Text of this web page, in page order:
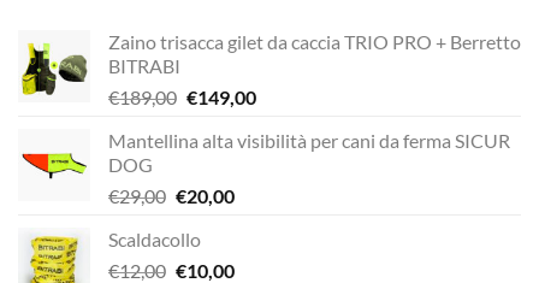
Zaino trisacca gilet da caccia TRIO PRO + Berretto
BITRABI
€189,00 Il
originale
€189,00.
€149,00Il
attuale
Mantellina alta visibilità per cani da ferma SICUR
DOG
€29,00 Il
originale
era:
€20,00Il
è:
Scaldacollo
€12,00 Il
€10,00Il